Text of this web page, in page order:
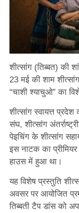
शीत्सांग (तिब्बत) की
23 मई की शाम
“चाशी श्याचुओ” का
शीत्सांग स्वायत्त प्रदेश
संघ, शीत्सांग
पेइचिंग के शीत्सांग
इस नाटक का
हाउस में हुआ था।
यह विशेष प्रस्तुति
अवसर पर आयोजित
तिब्बती टैप डांस को